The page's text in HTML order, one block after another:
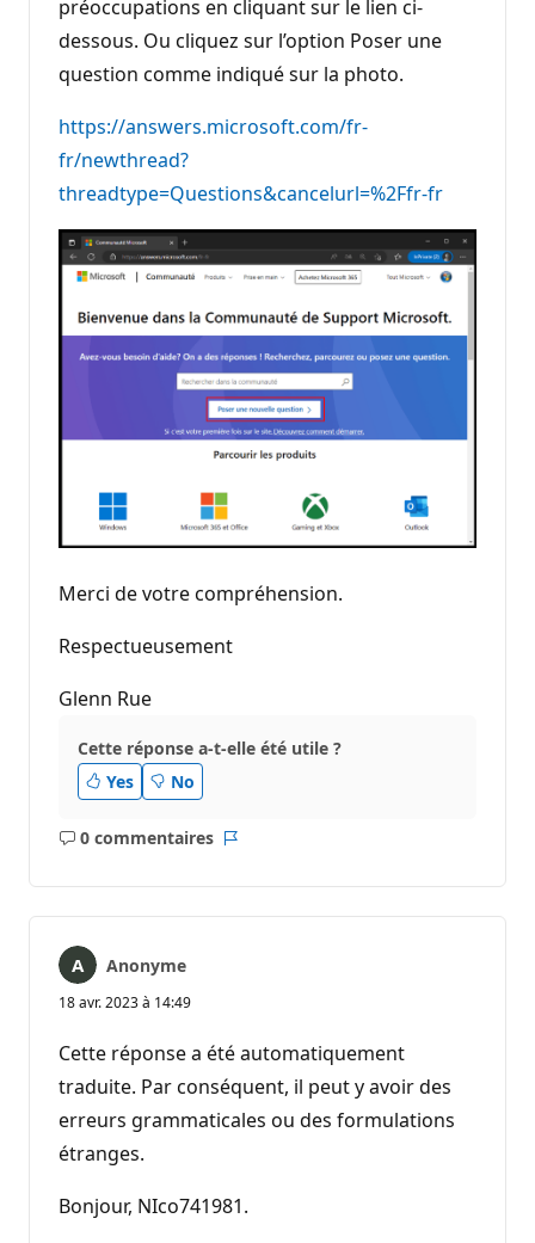
préoccupations en cliquant sur le lien ci-
dessous. Ou cliquez sur l’option Poser une
question comme indiqué sur la photo.
https://answers.microsoft.com/fr-
fr/newthread?
threadtype=Questions&cancelurl=%2Ffr-fr
Merci de votre compréhension.
Respectueusement
Glenn Rue
Cette réponse a-t-elle été utile ?
Yes
No
0 commentaires
Aucun
Anonyme
18 avr. 2023 à 14:49
Cette réponse a été automatiquement
traduite. Par conséquent, il peut y avoir des
erreurs grammaticales ou des formulations
étranges.
Bonjour, NIco741981.